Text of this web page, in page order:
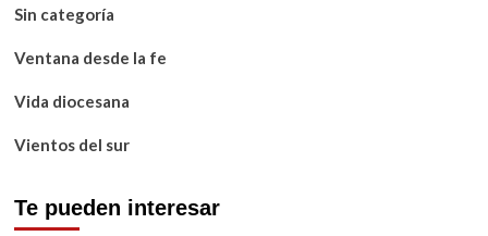
Sin categoría
Ventana desde la fe
Vida diocesana
Vientos del sur
Te pueden interesar